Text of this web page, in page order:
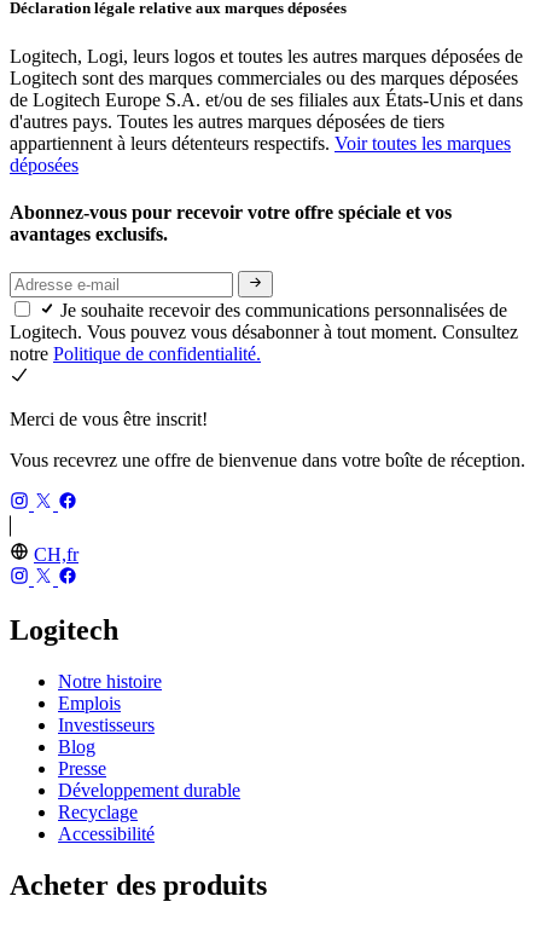
Déclaration légale relative aux marques déposées
Logitech, Logi, leurs logos et toutes les autres marques déposées de
Logitech sont des marques commerciales ou des marques déposées
de Logitech Europe S.A. et/ou de ses filiales aux États-Unis et dans
d'autres pays. Toutes les autres marques déposées de tiers
appartiennent à leurs détenteurs respectifs. Voir toutes les marques
déposées
Abonnez-vous pour recevoir votre offre spéciale et vos
avantages exclusifs.
Je souhaite recevoir des communications personnalisées de
Logitech. Vous pouvez vous désabonner à tout moment. Consultez
notre Politique de confidentialité.
Merci de vous être inscrit!
Vous recevrez une offre de bienvenue dans votre boîte de réception.
CH,fr
Logitech
Notre histoire
Emplois
Investisseurs
Blog
Presse
Développement durable
Recyclage
Accessibilité
Acheter des produits